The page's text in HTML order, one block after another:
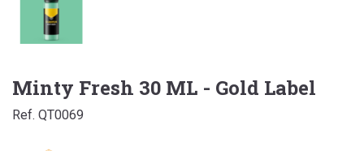
Minty Fresh 30 ML - Gold Label
Ref. QT0069